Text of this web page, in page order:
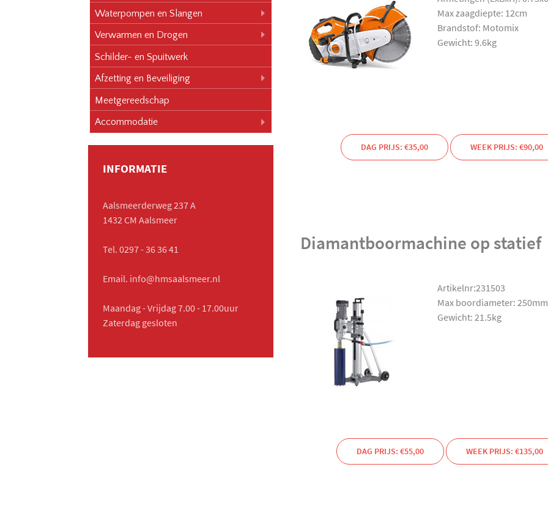
Waterpompen en Slangen
Verwarmen en Drogen
Schilder- en Spuitwerk
Afzetting en Beveiliging
Meetgereedschap
Accommodatie
INFORMATIE
Aalsmeerderweg 237 A
1432 CM Aalsmeer
Tel. 0297 - 36 36 41
Email. info@hmsaalsmeer.nl
Maandag - Vrijdag 7.00 - 17.00uur
Zaterdag gesloten
Max zaagdiepte: 12cm
Brandstof: Motomix
Gewicht: 9.6kg
DAG PRIJS: €35,00 WEEK PRIJS: €90,00
Diamantboormachine op statief
Artikelnr:231503
Max boordiameter: 250mm
Gewicht: 21.5kg
DAG PRIJS: €55,00 WEEK PRIJS: €135,00